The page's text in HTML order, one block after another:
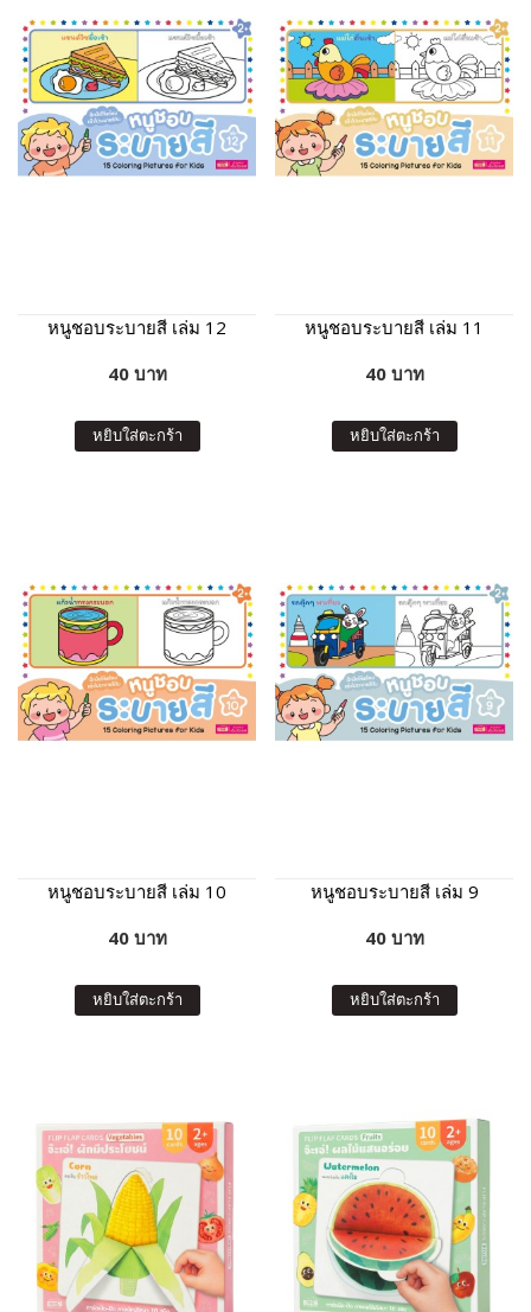
หนูชอบระบายสี เล่ม 12
40 บาท
หยิบใส่ตะกร้า
หนูชอบระบายสี เล่ม 11
40 บาท
หยิบใส่ตะกร้า
หนูชอบระบายสี เล่ม 10
40 บาท
หยิบใส่ตะกร้า
หนูชอบระบายสี เล่ม 9
40 บาท
หยิบใส่ตะกร้า